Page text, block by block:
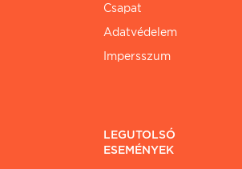
Csapat
Adatvédelem
Impersszum
LEGUTOLSÓ
ESEMÉNYEK